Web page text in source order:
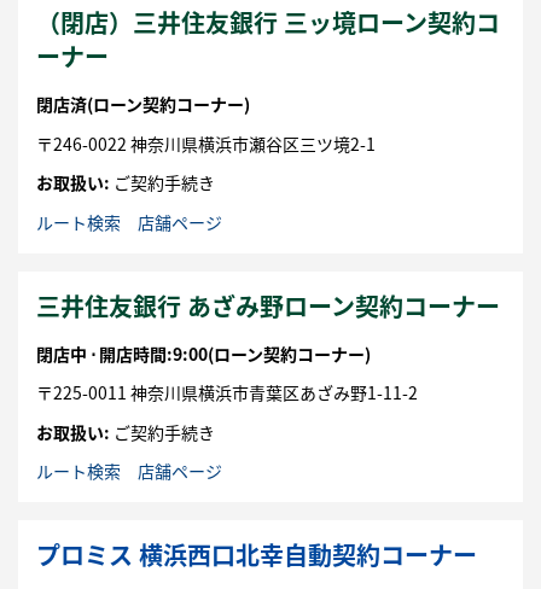
（閉店）三井住友銀行 三ッ境ローン契約コ
ーナー
閉店済(ローン契約コーナー)
〒246-0022 神奈川県横浜市瀬谷区三ツ境2-1
お取扱い: ご契約手続き
ルート検索
店舗ページ
三井住友銀行 あざみ野ローン契約コーナー
閉店中 ⋅ 開店時間:9:00(ローン契約コーナー)
〒225-0011 神奈川県横浜市青葉区あざみ野1-11-2
お取扱い: ご契約手続き
ルート検索
店舗ページ
プロミス 横浜西口北幸自動契約コーナー